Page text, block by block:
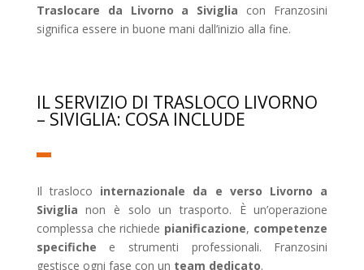
Traslocare da Livorno a Siviglia con Franzosini
significa essere in buone mani dall’inizio alla fine.
IL SERVIZIO DI TRASLOCO LIVORNO
– SIVIGLIA: COSA INCLUDE
Il trasloco internazionale da e verso Livorno a
Siviglia non è solo un trasporto. È un’operazione
complessa che richiede pianificazione, competenze
specifiche e strumenti professionali. Franzosini
gestisce ogni fase con un team dedicato.